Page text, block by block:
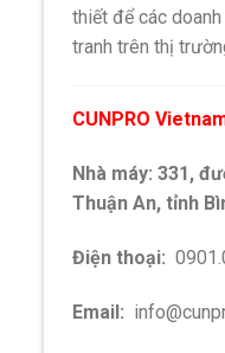
thiết để các
tranh trên thị
CUNPRO
Nhà máy: 331,
Thuận An, tỉnh
Điện thoại:
Email: